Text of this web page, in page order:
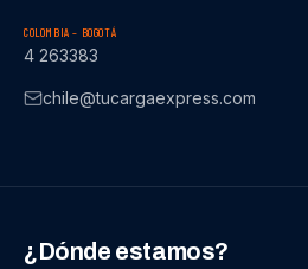
COLOMBIA – BOGOTÁ
4 263383
chile@tucargaexpress.com
¿Dónde estamos?